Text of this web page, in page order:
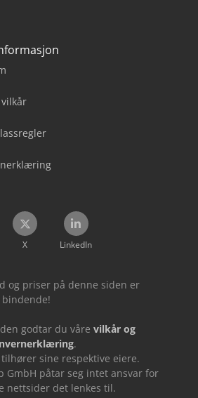
X LinkedIn
og priser på denne siden er
godtar du våre vilkår og
.
sine respektive eiere.
GmbH påtar seg intet ansvar for
nettsider det lenkes til.